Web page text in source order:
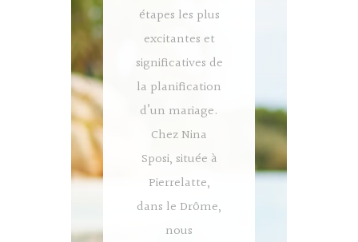
étapes les plus
excitantes et
significatives de
la planification
d’un mariage.
Chez Nina
Sposi, située à
Pierrelatte,
dans le Drôme,
nous